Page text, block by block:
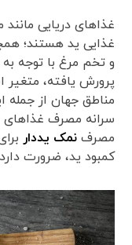
غذاهای دریایی
غذایی ید هستند؛
و تخم مرغ با توجه
پرورش یافته،
مناطق جهان از جمله
سرانه مصرف غذاهای
مصرفنمک یددار
کمبود ید، ضرورت